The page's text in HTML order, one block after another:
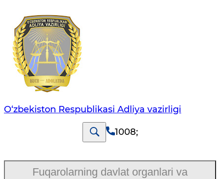
O‘zbekiston Respublikasi Adliya vazirligi
1008;
Fuqarolarning davlat organlari va